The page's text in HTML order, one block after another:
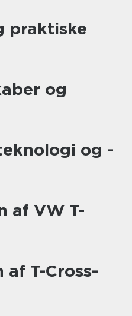
praktiske
og
og -
af VW T-
T-Cross-